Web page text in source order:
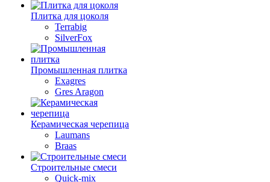
Плитка для цоколя
Terrabig
SilverFox
Промышленная плитка
Exagres
Gres Aragon
Керамическая черепица
Laumans
Braas
Строительные смеси
Quick-mix